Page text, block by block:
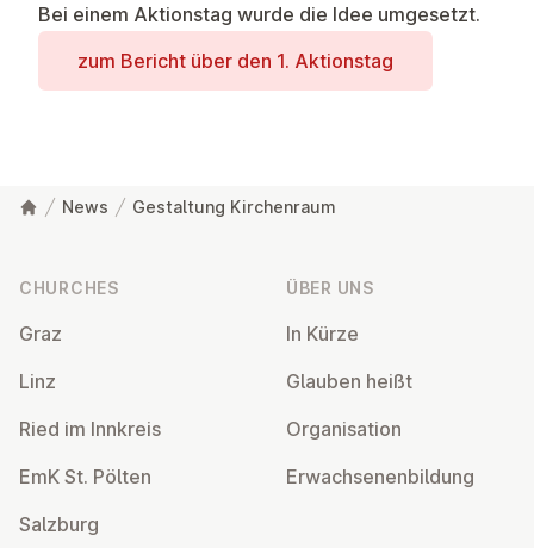
Bei einem Aktionstag wurde die Idee umgesetzt.
zum Bericht über den 1. Ak­tion­stag
News Gestaltung Kirchenraum
CHURCHES
Graz
Linz
Ried im Innkreis
EmK St. Pölten
Salzburg
ÜBER UNS
In Kürze
Glauben heißt
Or­gan­isa­tion
Er­wach­sen­en­bildung